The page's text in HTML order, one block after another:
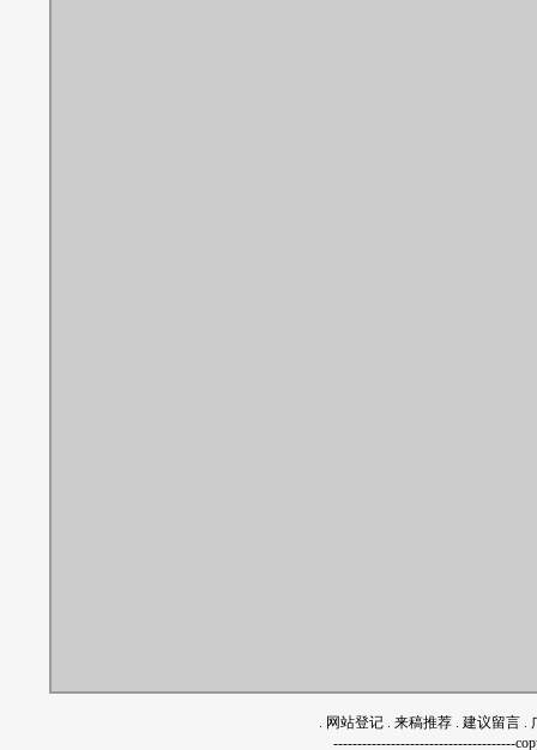
. 网站登记 . 来稿推荐 . 建议留言 .
--------------------------------------